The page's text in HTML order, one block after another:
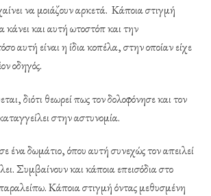
να μοιάζουν αρκετά. Κάποια στιγμή
κάνει και αυτή ωτοστόπ και την
αυτή είναι η ίδια κοπέλα, στην οποίαν είχε
οδηγός.
διότι θεωρεί πως τον δολοφόνησε και τον
στην αστυνομία.
ένα δωμάτιο, όπου αυτή συνεχώς τον απειλεί
Συμβαίνουν και κάποια επεισόδια στο
Κάποια στιγμή όντας μεθυσμένη